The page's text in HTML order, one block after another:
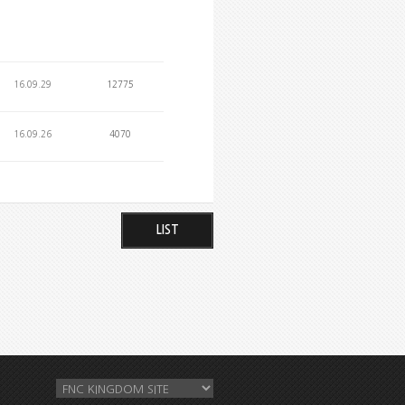
16.09.29 12775
16.09.26 4070
LIST